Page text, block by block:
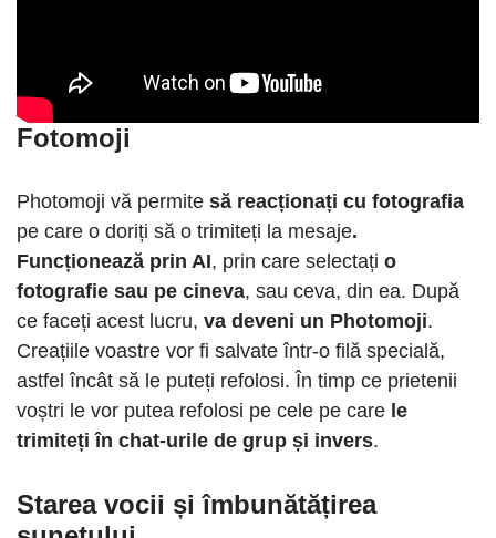
Fotomoji
Photomoji vă permite să reacționați cu fotografia
pe care o doriți să o trimiteți la mesaje.
Funcționează prin AI, prin care selectați o
fotografie sau pe cineva, sau ceva, din ea. După
ce faceți acest lucru, va deveni un Photomoji.
Creațiile voastre vor fi salvate într-o filă specială,
astfel încât să le puteți refolosi. În timp ce prietenii
voștri le vor putea refolosi pe cele pe care le
trimiteți în chat-urile de grup și invers.
Starea vocii și îmbunătățirea